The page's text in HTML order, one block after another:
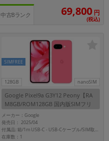
中古Bランク 69,800 円
(税込)
128GB nanoSIM
SIMFREE
Google Pixel9a G3Y12 Peony【RA
M8GB/ROM128GB 国内版SIMフリ
ー】
メーカー：Google
発売日： 2025/04
付属品: 箱/1m USB-C - USB-Cケーブル/SIM取り出しツール/マニュアル
在庫数：1